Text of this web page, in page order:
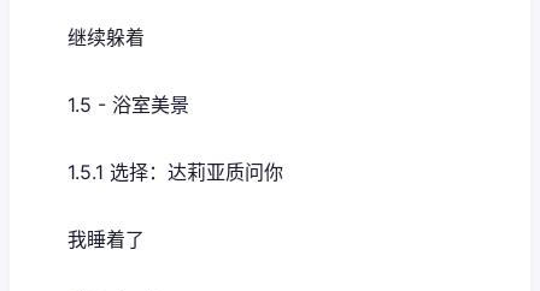
继续躲着
1.5 - 浴室美景
1.5.1 选择：达莉亚质问你
我睡着了